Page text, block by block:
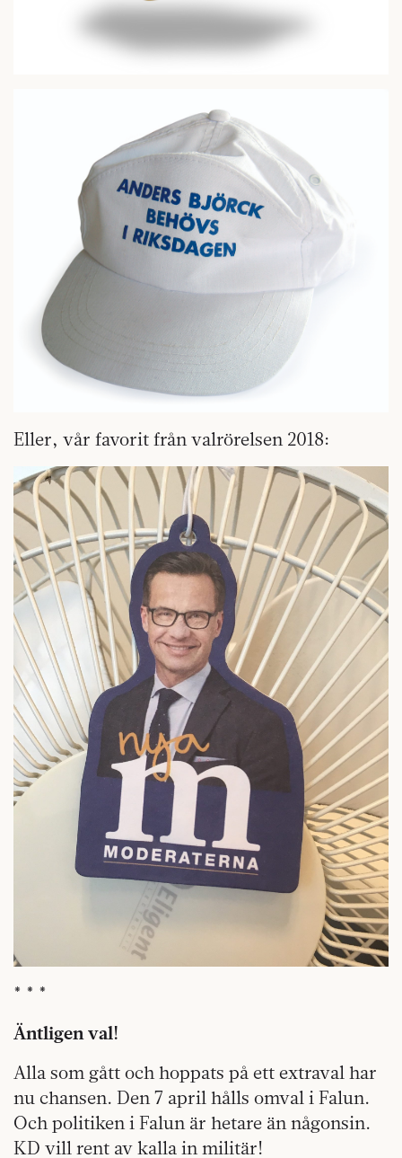
Eller, vår favorit från valrörelsen 2018:
* * *
Äntligen val!
Alla som gått och hoppats på ett extraval har
nu chansen. Den 7 april hålls omval i Falun.
Och politiken i Falun är hetare än någonsin.
KD vill rent av kalla in militär!